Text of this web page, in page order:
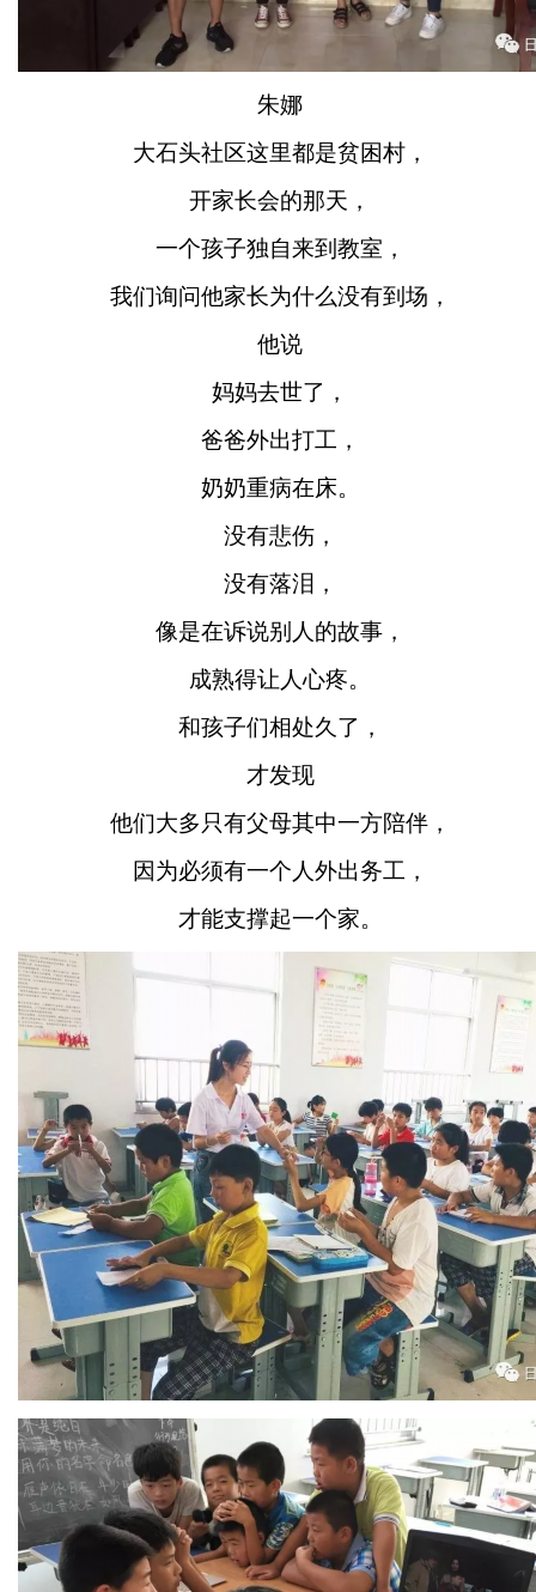
朱娜
大石头社区这里都是贫困村，
开家长会的那天，
一个孩子独自来到教室，
我们询问他家长为什么没有到场，
他说
妈妈去世了，
爸爸外出打工，
奶奶重病在床。
没有悲伤，
没有落泪，
像是在诉说别人的故事，
成熟得让人心疼。
和孩子们相处久了，
才发现
他们大多只有父母其中一方陪伴，
因为必须有一个人外出务工，
才能支撑起一个家。